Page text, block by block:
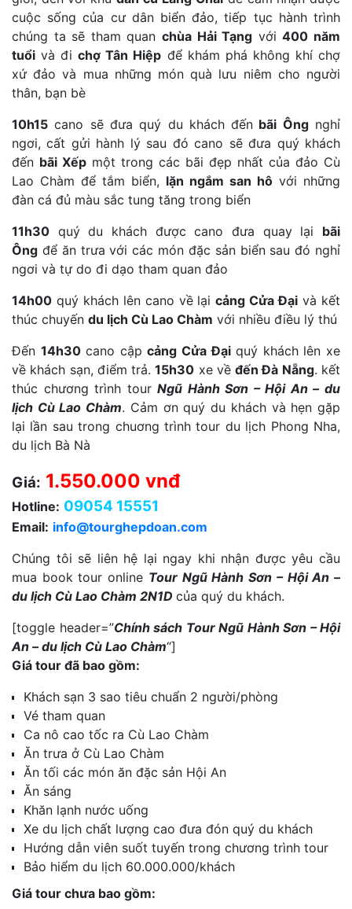
cuộc sống của cư dân biển đảo, tiếp tục hành trình
chúng ta sẽ tham quan chùa Hải Tạng với400 năm
tuổi và đichợ Tân Hiệp để khám phá không khí chợ
xứ đảo và mua những món quà lưu niêm cho người
thân, bạn bè
10h15 cano sẽ đưa quý du khách đến bãi Ôngnghỉ
ngơi, cất gửi hành lý sau đó cano sẽ đưa quý khách
đến bãi Xếp một trong các bãi đẹp nhất của đảo Cù
Lao Chàm để tắm biển, lặn ngắm san hôvới những
đàn cá đủ màu sắc tung tăng trong biển
11h30 quý du khách được cano đưa quay lại bãi
Ông để ăn trưa với các món đặc sản biển sau đó nghỉ
ngơi và tự do đi dạo tham quan đảo
14h00 quý khách lên cano về lạicảng Cửa Đại và kết
thúc chuyến du lịch Cù Lao Chàm với nhiều điều lý thú
Đến 14h30cano cậpcảng Cửa Đạiquý khách lên xe
về khách sạn, điểm trả.15h30 xe vềđến Đà Nẵng. kết
thúc chương trình tourNgũ Hành Sơn – Hội An – du
lịch Cù Lao Chàm. Cảm ơn quý du khách và hẹn gặp
lại lần sau trong chuơng trình tour du lịch Phong Nha,
du lịch Bà Nà
Giá: 1.550.000 vnđ
Hotline: 09054 15551
Email: info@tourghepdoan.com
Chúng tôi sẽ liên hệ lại ngay khi nhận được yêu cầu
mua book tour online Tour Ngũ Hành Sơn – Hội An –
du lịch Cù Lao Chàm 2N1D của quý du khách.
[toggle header=”Chính sách Tour Ngũ Hành Sơn – Hội
An – du lịch Cù Lao Chàm“]
Giá tour đã bao gồm:
Khách sạn 3 sao tiêu chuẩn 2 người/phòng
Vé tham quan
Ca nô cao tốc ra Cù Lao Chàm
Ăn trưa ở Cù Lao Chàm
Ăn tối các món ăn đặc sản Hội An
Ăn sáng
Khăn lạnh nước uống
Xe du lịch chất lượng cao đưa đón quý du khách
Hướng dẫn viên suốt tuyến trong chương trình tour
Bảo hiểm du lịch 60.000.000/khách
Giá tour chưa bao gồm: